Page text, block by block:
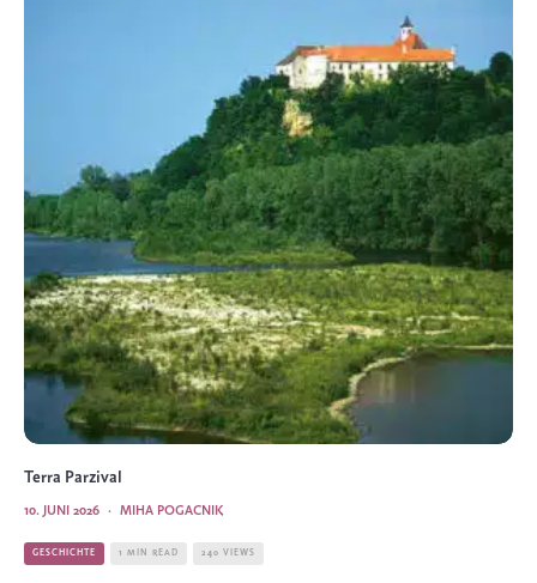
Terra Parzival
MIHA POGACNIK
·
10. JUNI 2026
GESCHICHTE 1 MIN READ 240 VIEWS